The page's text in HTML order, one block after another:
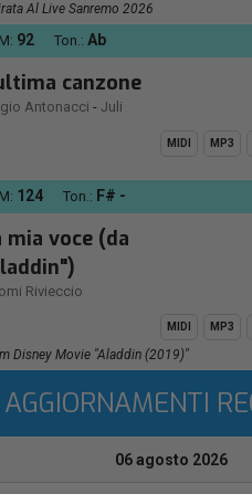
Al Live Sanremo 2026
92 Ton.: Ab
canzone
Antonacci - Juli
MIDI MP3
124 Ton.: F# -
mia voce (da
Rivieccio
MIDI MP3
Disney Movie "Aladdin (2019)"
AGGIORNAMENTI
06 agosto 2026